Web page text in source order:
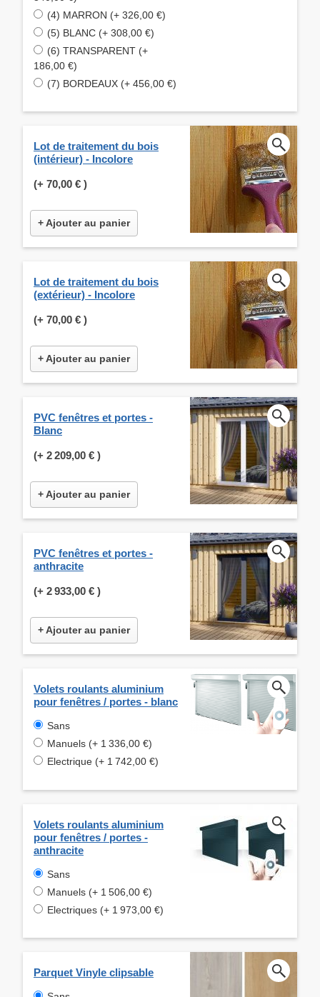
(4) MARRON (+ 326,00 €)
(5) BLANC (+ 308,00 €)
(6) TRANSPARENT (+
186,00 €)
(7) BORDEAUX (+ 456,00 €)
Lot de traitement du bois
(intérieur) - Incolore
(+ 70,00 € )
+ Ajouter au panier
Lot de traitement du bois
(extérieur) - Incolore
(+ 70,00 € )
+ Ajouter au panier
PVC fenêtres et portes -
Blanc
(+ 2 209,00 € )
+ Ajouter au panier
PVC fenêtres et portes -
anthracite
(+ 2 933,00 € )
+ Ajouter au panier
Volets roulants aluminium
pour fenêtres / portes - blanc
Sans
Manuels (+ 1 336,00 €)
Electrique (+ 1 742,00 €)
Volets roulants aluminium
pour fenêtres / portes -
anthracite
Sans
Manuels (+ 1 506,00 €)
Electriques (+ 1 973,00 €)
Parquet Vinyle clipsable